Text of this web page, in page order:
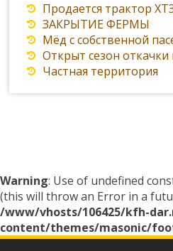
Продается трактор
ЗАКРЫТИЕ ФЕРМЫ
Мёд с собственной
Открыт сезон откачки
Частная территория
Warning: Use of undefined
(this will throw an Error in a
/www/vhosts/106425/kfh-
content/themes/masonic/